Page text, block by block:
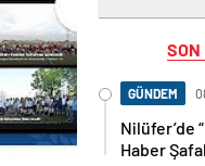
SON
GÜNDEM
Nilüfer’de
Haber